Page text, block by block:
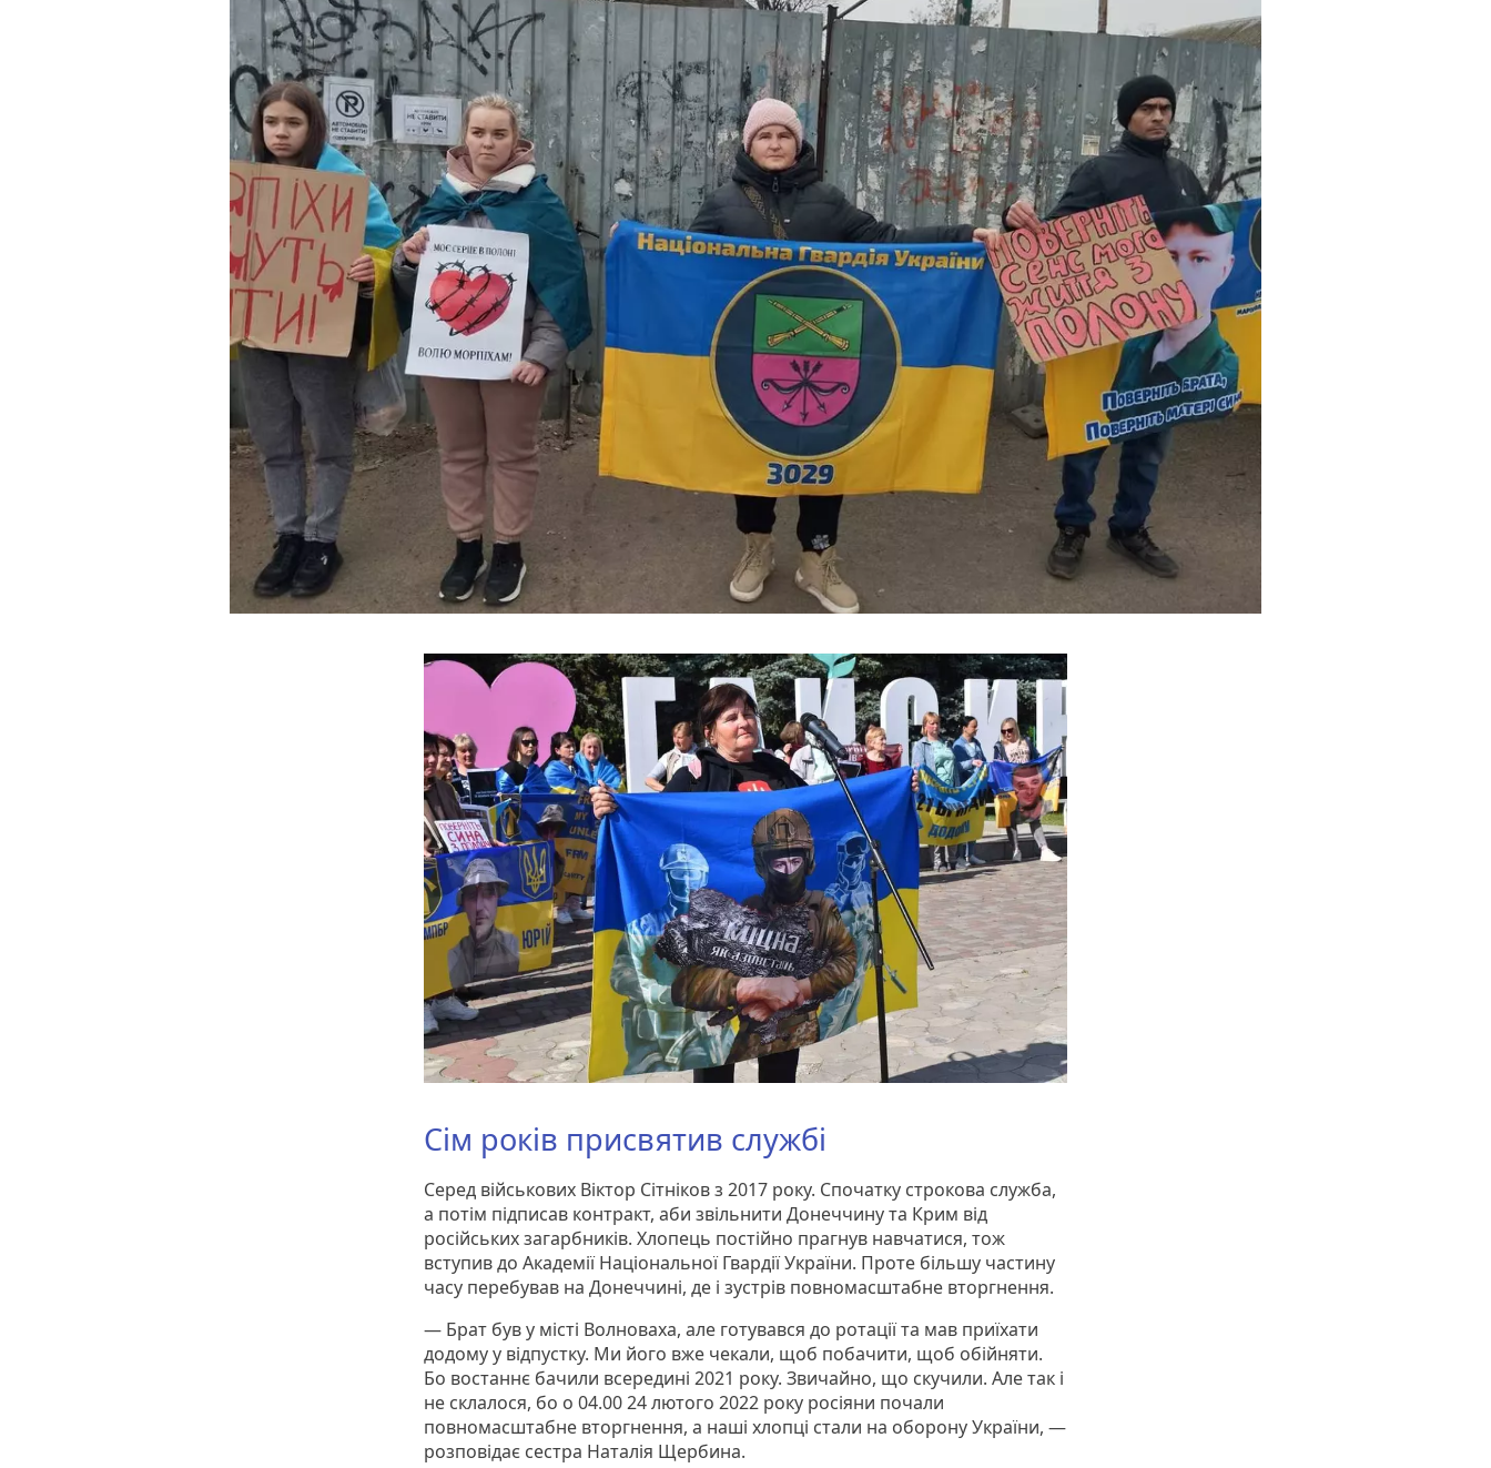
Сім років присвятив службі
Серед військових Віктор Сітніков з 2017 року. Спочатку строкова служба,
а потім підписав контракт, аби звільнити Донеччину та Крим від
російських загарбників. Хлопець постійно прагнув навчатися, тож
вступив до Академії Національної Гвардії України. Проте більшу частину
часу перебував на Донеччині, де і зустрів повномасштабне вторгнення.
— Брат був у місті Волноваха, але готувався до ротації та мав приїхати
додому у відпустку. Ми його вже чекали, щоб побачити, щоб обійняти.
Бо востаннє бачили всередині 2021 року. Звичайно, що скучили. Але так і
не склалося, бо о 04.00 24 лютого 2022 року росіяни почали
повномасштабне вторгнення, а наші хлопці стали на оборону України, —
розповідає сестра Наталія Щербина.